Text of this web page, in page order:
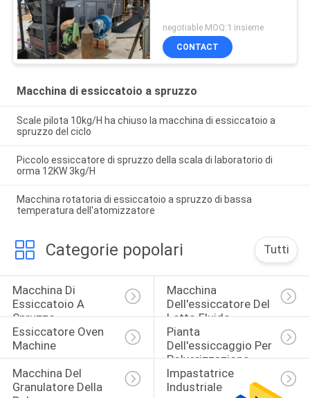
negotiable MOQ:1 insieme
CONTACT
Macchina di essiccatoio a spruzzo
Scale pilota 10kg/H ha chiuso la macchina di essiccatoio a
spruzzo del ciclo
Piccolo essiccatore di spruzzo della scala di laboratorio di
orma 12KW 3kg/H
Macchina rotatoria di essiccatoio a spruzzo di bassa
temperatura dell'atomizzatore
Categorie popolari Tutti
Macchina Di
Essiccatoio A
Spruzzo
Macchina
Dell'essiccatore Del
Letto Fluido
Essiccatore Oven
Machine
Pianta
Dell'essiccaggio Per
Polverizzazione
Macchina Del
Granulatore Della
Impastatrice
Industriale